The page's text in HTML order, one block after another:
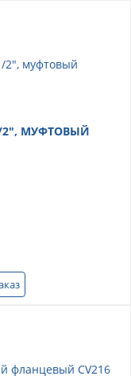
2", МУФТОВЫЙ